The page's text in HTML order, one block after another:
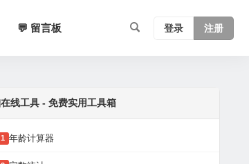
💬 留言板 登录 注册
在线工具 - 免费实用工具箱
1 年龄计算器